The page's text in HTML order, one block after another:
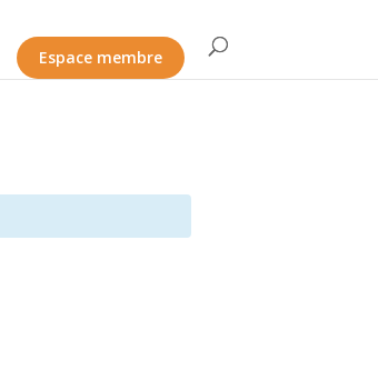
Espace membre